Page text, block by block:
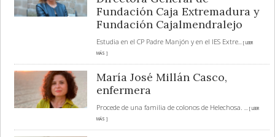
Fundación Caja Extremadura y
Fundación Cajalmendralejo
Estudia en el CP Padre Manjón y en el IES Extre... [ LEER
MÁS ]
María José Millán Casco,
enfermera
Procede de una familia de colonos de Helechosa.
... [ LEER
MÁS ]